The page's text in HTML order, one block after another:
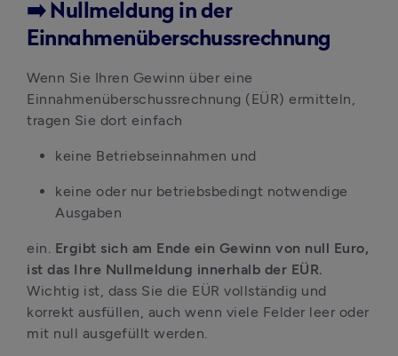
➡️ Nullmeldung in der
Einnahmenüberschussrechnung
Wenn Sie Ihren Gewinn über eine
Einnahmenüberschussrechnung (EÜR) ermitteln,
tragen Sie dort einfach
keine Betriebseinnahmen und
keine oder nur betriebsbedingt notwendige
Ausgaben
ein. Ergibt sich am Ende ein Gewinn von null Euro,
Wichtig ist, dass Sie die EÜR vollständig und
korrekt ausfüllen, auch wenn viele Felder leer oder
mit null ausgefüllt werden.